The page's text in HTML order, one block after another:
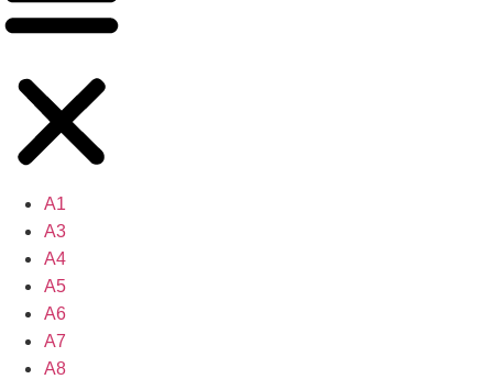
A1
A3
A4
A5
A6
A7
A8